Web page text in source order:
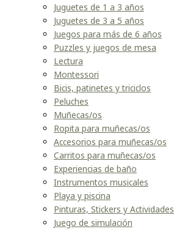
Juguetes de 1 a 3 años
Juguetes de 3 a 5 años
Juegos para más de 6 años
Puzzles y juegos de mesa
Lectura
Montessori
Bicis, patinetes y triciclos
Peluches
Muñecas/os
Ropita para muñecas/os
Accesorios para muñecas/os
Carritos para muñecas/os
Experiencias de baño
Instrumentos musicales
Playa y piscina
Pinturas, Stickers y Actividades
Juego de simulación